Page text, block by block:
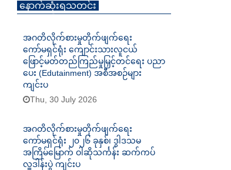
နောက်ဆုံးရသတင်း
အဂတိလိုက်စားမှုတိုက်ဖျက်ရေး
ကော်မရှင်ရုံး ကျောင်းသားလူငယ်
ဖြောင့်မတ်တည်ကြည်မှုမြှင့်တင်ရေး ပညာ
ပေး (Edutainment) အစီအစဉ်များ
ကျင်းပ
Thu, 30 July 2026
အဂတိလိုက်စားမှုတိုက်ဖျက်ရေး
ကော်မရှင်ရုံး ၂၀၂၆ ခုနှစ်၊ ဒွါဒသမ
အကြိမ်မြောက် ဝါဆိုသင်္ကန်း ဆက်ကပ်
လှူဒါန်းပွဲ ကျင်းပ